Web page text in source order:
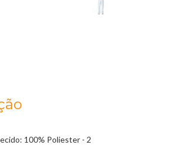
100% Poliester - 2